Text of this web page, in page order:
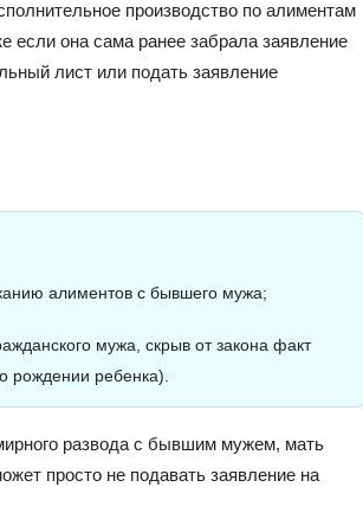
производство по алиментам
если она сама ранее забрала заявление
лист или подать заявление
алиментов с бывшего мужа;
мужа, скрыв от закона факт
рождении ребенка).
развода с бывшим мужем, мать
просто не подавать заявление на